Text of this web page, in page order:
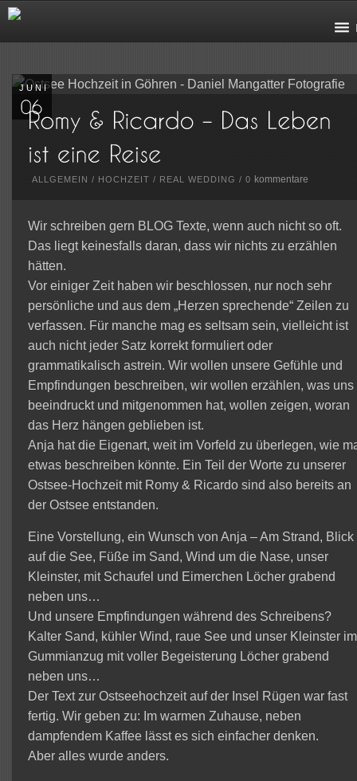
JUNI
ALLGEMEIN / HOCHZEIT / REAL WEDDING /0 kommentare
Wir schreiben gern BLOG Texte, wenn auch nicht so oft.
Das liegt keinesfalls daran, dass wir nichts zu erzählen
hätten.
Vor einiger Zeit haben wir beschlossen, nur noch sehr
persönliche und aus dem „Herzen sprechende“ Zeilen zu
verfassen. Für manche mag es seltsam sein, vielleicht ist
auch nicht jeder Satz korrekt formuliert oder
grammatikalisch astrein. Wir wollen unsere Gefühle und
Empfindungen beschreiben, wir wollen erzählen, was uns
beeindruckt und mitgenommen hat, wollen zeigen, woran
das Herz hängen geblieben ist.
Anja hat die Eigenart, weit im Vorfeld zu überlegen, wie
etwas beschreiben könnte. Ein Teil der Worte zu unserer
Ostsee-Hochzeit mit Romy & Ricardo sind also bereits an
der Ostsee entstanden.
Eine Vorstellung, ein Wunsch von Anja – Am Strand, Blick
auf die See, Füße im Sand, Wind um die Nase, unser
Kleinster, mit Schaufel und Eimerchen Löcher grabend
neben uns…
Und unsere Empfindungen während des Schreibens?
Kalter Sand, kühler Wind, raue See und unser Kleinster im
Gummianzug mit voller Begeisterung Löcher grabend
neben uns…
Der Text zur Ostseehochzeit auf der Insel Rügen war fast
fertig. Wir geben zu: Im warmen Zuhause, neben
dampfendem Kaffee lässt es sich einfacher denken.
Aber alles wurde anders.